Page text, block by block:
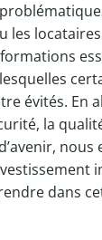
les
évités. En
la
dans